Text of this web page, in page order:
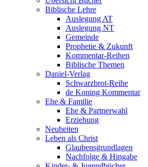
Biblische Lehre
Auslegung AT
Auslegung NT
Gemeinde
Prophetie & Zukunft
Kommentar-Reihen
Biblische Themen
Daniel-Verlag
Schwarzbrot-Reihe
de Koning Kommentar
Ehe & Familie
Ehe & Partnerwahl
Erziehung
Neuheiten
Leben als Christ
Glaubensgrundlagen
Nachfolge & Hingabe